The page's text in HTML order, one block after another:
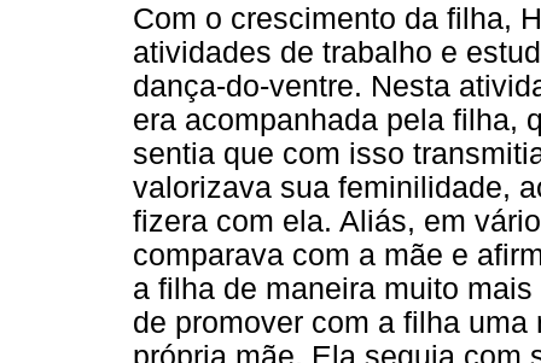
Com o crescimento da filha,
atividades de trabalho e
dança-do-ventre. Nesta
era acompanhada pela filha,
sentia que com isso
valorizava sua feminilidade,
fizera com ela. Aliás, em
comparava com a mãe e
a filha de maneira muito
de promover com a filha
própria mãe. Ela seguia com